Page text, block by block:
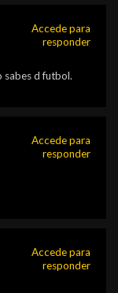
sabes d futbol.
Accede para
responder
Accede para
responder
Accede para
responder